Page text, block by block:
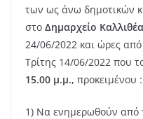
των ως άνω δημοτικών
στο Δημαρχείο
24/06/2022 και ώρες από
Τρίτης 14/06/2022 που
15.00 μ.μ., προκειμένου :
1) Να ενημερωθούν από